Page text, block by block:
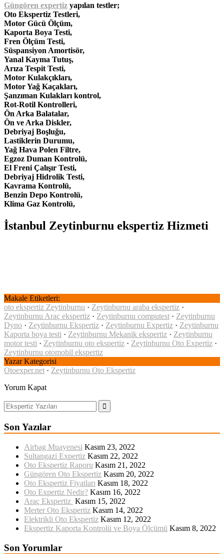
Güngören expertiz yapılan testler;
Oto Ekspertiz Testleri,
Motor Gücü Ölçüm,
Kaporta Boya Testi,
Fren Ölçüm Testi,
Süspansiyon Amortisör,
Yanal Kayma Tutuş,
Arıza Tespit Testi,
Motor Kulakçıkları,
Motor Yağ Kaçakları,
Şanzıman Kulakları kontrol,
Rot-Rotil Kontrolleri,
Ön Arka Balatalar,
Ön ve Arka Diskler,
Debriyaj Boşluğu,
Lastiklerin Durumu,
Yağ Hava Polen Filtre,
Egzoz Duman Kontrolü,
El Freni Çalışır Testi,
Debriyaj Hidrolik Testi,
Kavrama Kontrolü,
Benzin Depo Kontrolü,
Klima Gaz Kontrolü,
İstanbul Zeytinburnu ekspertiz Hizmeti
Makale Etiketleri:
oto ekspertiz Zeytinburnu · Zeytinburnu araba ekspertiz ·
Zeytinburnu Araç ekspertiz · Zeytinburnu computest · Zeytinburnu
Dyno · Zeytinburnu Ekspertiz · Zeytinburnu Expertiz · Zeytinburnu
Kaporta boya testi · Zeytinburnu Mekanik ekspertiz · Zeytinburnu
motor testi · Zeytinburnu oto ekspertiz · Zeytinburnu Oto Expertiz ·
Zeytinburnu otomobil ekspertiz
Yazar Kategorisi
Otoexper.net · Zeytinburnu Oto Ekspertiz
Yorum Kapat
Son Yazılar
Airbag Muayenesi Kasım 23, 2022
Sultangazi Expertiz Kasım 22, 2022
Oto Ekspertiz Raporu Kasım 21, 2022
Güngören Oto Ekspertiz Kasım 20, 2022
Oto Ekspertiz Fiyatları Kasım 18, 2022
Oto Expertiz Nedir? Kasım 16, 2022
Araç Ekspertiz Kasım 15, 2022
Merter Oto Ekspertiz Kasım 14, 2022
Elektrikli Oto Ekspertiz Kasım 12, 2022
Ekspertiz Kaporta Kontrolü ve Boya Ölçümü Kasım 8, 2022
Son Yorumlar